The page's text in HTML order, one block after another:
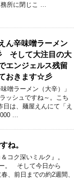
所に閉じこ …
ん辛味噌ラーメン
そして大注目の大
エンジェルス残留
おきます☆彡
噌ラーメン（大辛）」
ッシュですね～。こち
日は、麺屋えんにて「え
…
ね。
コク深いミルク』。
。 そして今日から
、前日までの約2週間、